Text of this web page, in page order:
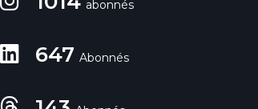
abonnés
647 Abonnés